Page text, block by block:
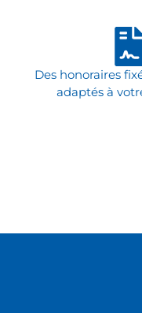
Des honoraires
adaptés à